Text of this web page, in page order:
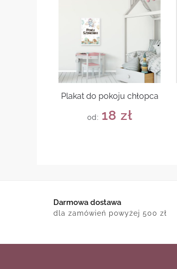
Plakat do pokoju chłopca
od: 18 zł
Darmowa dostawa
dla zamówień powyżej 500 zł